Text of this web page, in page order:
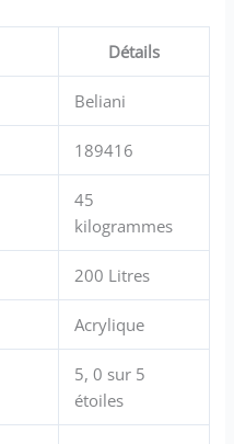
Détails
Beliani
189416
45
kilogrammes
200 Litres
Acrylique
5, 0 sur 5
étoiles